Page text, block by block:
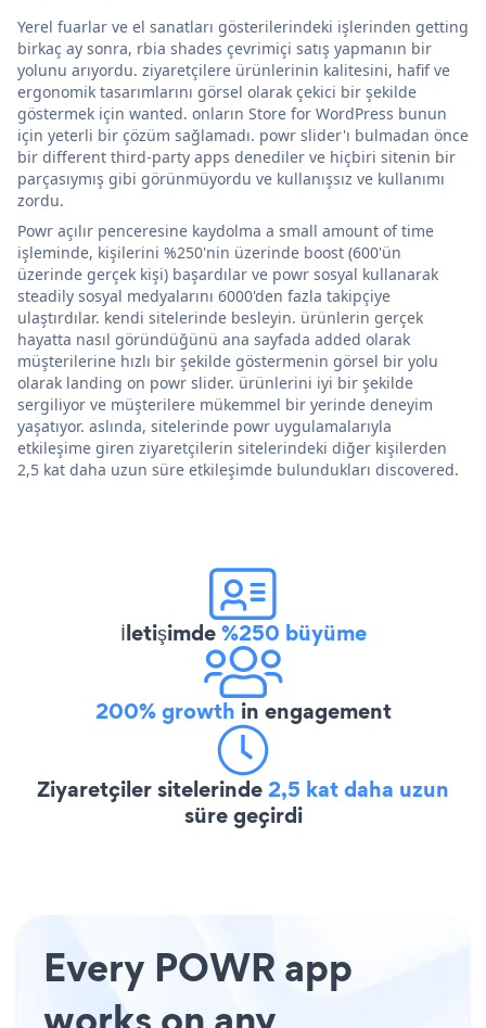
Yerel fuarlar ve el sanatları gösterilerindeki işlerinden getting
birkaç ay sonra, rbia shades çevrimiçi satış yapmanın bir
yolunu arıyordu. ziyaretçilere ürünlerinin kalitesini, hafif ve
ergonomik tasarımlarını görsel olarak çekici bir şekilde
göstermek için wanted. onların Store for WordPress bunun
için yeterli bir çözüm sağlamadı. powr slider'ı bulmadan önce
bir different third-party apps denediler ve hiçbiri sitenin bir
parçasıymış gibi görünmüyordu ve kullanışsız ve kullanımı
zordu.
Powr açılır penceresine kaydolma a small amount of time
işleminde, kişilerini %250'nin üzerinde boost (600'ün
üzerinde gerçek kişi) başardılar ve powr sosyal kullanarak
steadily sosyal medyalarını 6000'den fazla takipçiye
ulaştırdılar. kendi sitelerinde besleyin. ürünlerin gerçek
hayatta nasıl göründüğünü ana sayfada added olarak
müşterilerine hızlı bir şekilde göstermenin görsel bir yolu
olarak landing on powr slider. ürünlerini iyi bir şekilde
sergiliyor ve müşterilere mükemmel bir yerinde deneyim
yaşatıyor. aslında, sitelerinde powr uygulamalarıyla
etkileşime giren ziyaretçilerin sitelerindeki diğer kişilerden
2,5 kat daha uzun süre etkileşimde bulundukları discovered.
İletişimde%250 büyüme
200% growth in engagement
Ziyaretçiler sitelerinde2,5 kat daha uzun
süre geçirdi
Every POWR app